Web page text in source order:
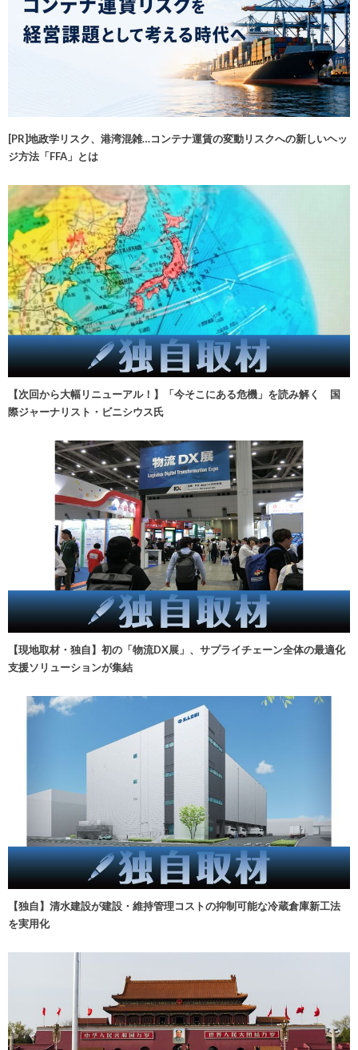
[PR]地政学リスク、港湾混雑…コンテナ運賃の変動リスクへの新しいヘッ
ジ方法「FFA」とは
【次回から大幅リニューアル！】「今そこにある危機」を読み解く 国
際ジャーナリスト・ビニシウス氏
【現地取材・独自】初の「物流DX展」、サプライチェーン全体の最適化
支援ソリューションが集結
【独自】清水建設が建設・維持管理コストの抑制可能な冷蔵倉庫新工法
を実用化